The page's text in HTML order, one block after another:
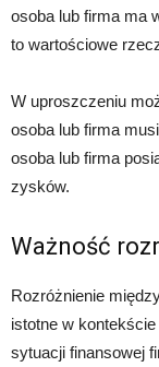
osoba lub firma ma
to wartościowe
W uproszczeniu
osoba lub firma
osoba lub firma
zysków.
Ważność
Rozróżnienie
istotne w
sytuacji finansowej